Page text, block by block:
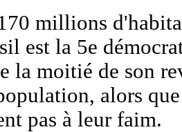
millions
est la 5e
la moitié de son
alors
pas à leur faim.